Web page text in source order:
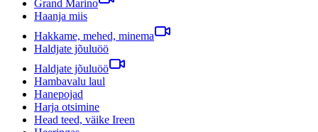
Grand Marino
Haanja miis
Hakkame, mehed, minema
Haldjate jõuluöö
Haldjate jõuluöö
Hambavalu laul
Hanepojad
Harja otsimine
Head teed, väike Ireen